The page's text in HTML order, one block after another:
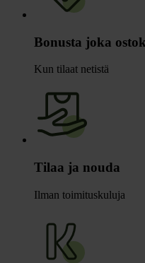
Bonusta joka
Kun tilaat netistä
Tilaa ja nouda
Ilman toimituskuluja